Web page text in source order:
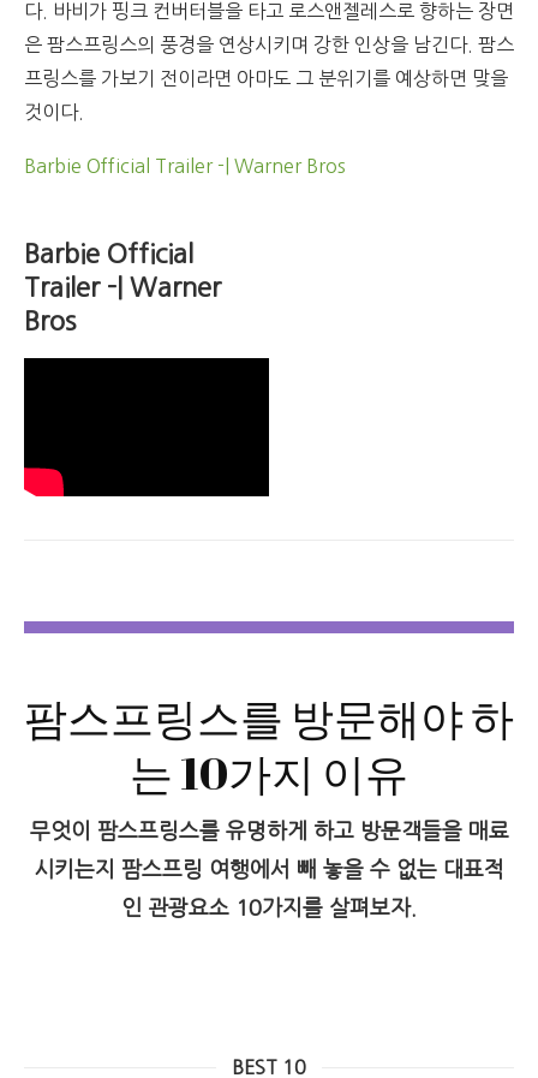
다. 바비가 핑크 컨버터블을 타고 로스앤젤레스로 향하는 장면
은 팜스프링스의 풍경을 연상시키며 강한 인상을 남긴다. 팜스
프링스를 가보기 전이라면 아마도 그 분위기를 예상하면 맞을
것이다.
Barbie Official Trailer -| Warner Bros
Barbie Official
Trailer -| Warner
Bros
팜스프링스를 방문해야 하
는 10가지 이유
무엇이 팜스프링스를 유명하게 하고 방문객들을 매료
시키는지 팜스프링 여행에서 빼 놓을 수 없는 대표적
인 관광요소 10가지를 살펴보자.
BEST 10